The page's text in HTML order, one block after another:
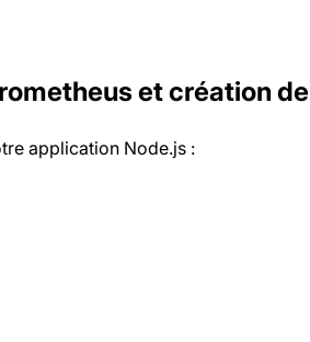
et création
application Node.js :